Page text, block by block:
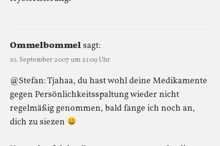
Ommelbommelsagt:
10. September 2007 um 21:09 Uhr
@Stefan: Tjahaa, du hast wohl deine Medikamente
gegen Persönlichkeitsspaltung wieder nicht
regelmäßig genommen, bald fange ich noch an,
dich zu siezen